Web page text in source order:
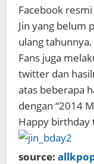
Facebook
Jin yang belum
ulang tahunnya.
Fans juga
twitter dan
atas beberapa
dengan “2014
Happy birthday
source: